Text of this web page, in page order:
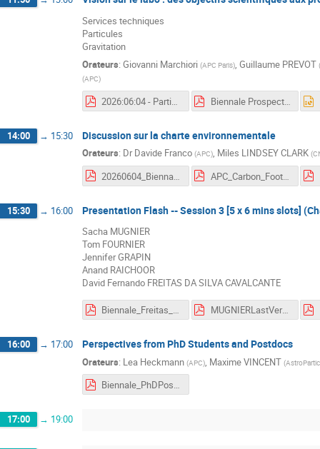
Services techniques
Particules
Gravitation
Orateurs: Giovanni Marchiori (APC Paris), Guillaume PREVOT (
(APC)
2026:06:04 - Particles group.pdf Biennale Prospectives techniques APC GP 2026.pdf
14:00 → 15:30 Discussion sur la charte environnementale
Orateurs: Dr Davide Franco (APC), Miles LINDSEY CLARK (
20260604_Biennale_CO2_new_template.pdf APC_Carbon_Footprint.pdf
15:30 → 16:00 Presentation Flash -- Session 3 [5 x 6 mins slots]
Sacha MUGNIER
Tom FOURNIER
Jennifer GRAPIN
Anand RAICHOOR
David Fernando FREITAS DA SILVA CAVALCANTE
Biennale_Freitas_2026.pdf MUGNIERLastVersion.pdf
16:00 → 17:00 Perspectives from PhD Students and Postdocs
Orateurs: Lea Heckmann (APC), Maxime VINCENT (
Biennale_PhDPostdoc_2026.pptx.pdf
17:00 → 19:00